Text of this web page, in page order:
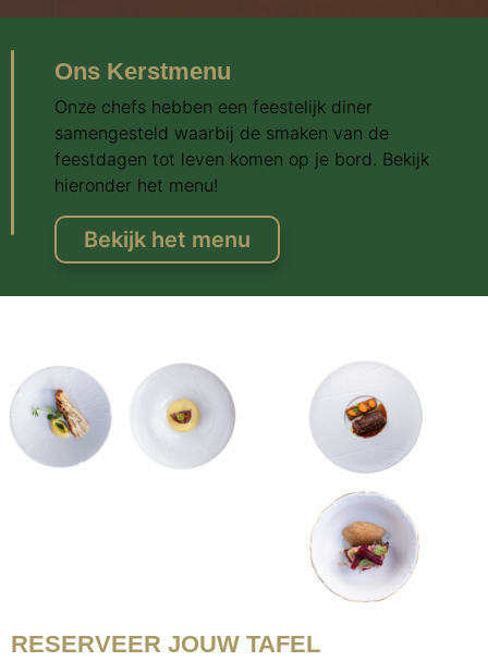
Ons Kerstmenu
Onze chefs hebben een feestelijk diner
samengesteld waarbij de smaken van de
feestdagen tot leven komen op je bord. Bekijk
hieronder het menu!
Bekijk het menu
RESERVEER JOUW TAFEL